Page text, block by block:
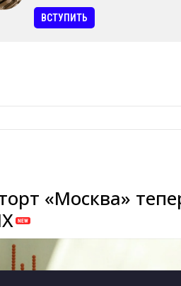
ВСТУПИТЬ
«Москва»